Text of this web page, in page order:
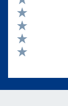
Valuta 5 stelle
Valuta 4 stelle
Valuta 3 stelle
Valuta 2 stelle